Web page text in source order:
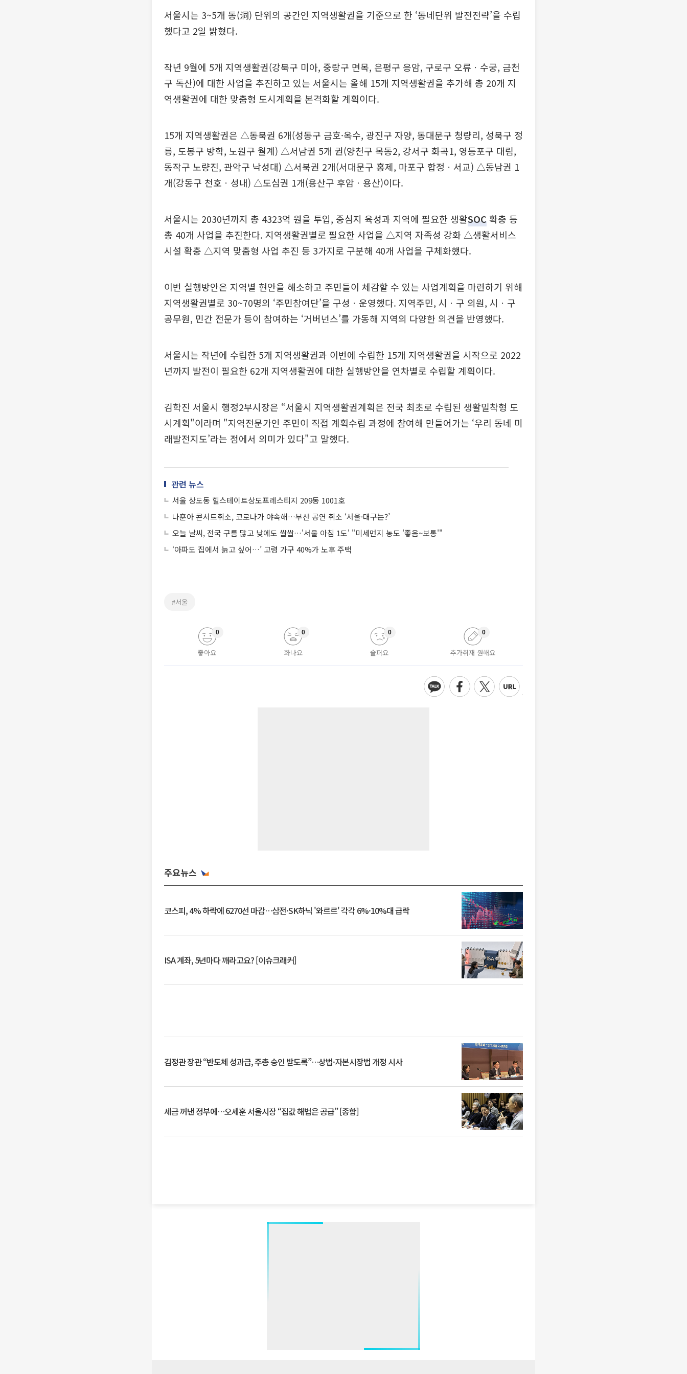
서울시는 3~5개 동(洞) 단위의 공간인 지역생활권을 기준으로 한 ‘동네단위 발전전략’을 수립
했다고 2일 밝혔다.
작년 9월에 5개 지역생활권(강북구 미아, 중랑구 면목, 은평구 응암, 구로구 오류ㆍ수궁, 금천
구 독산)에 대한 사업을 추진하고 있는 서울시는 올해 15개 지역생활권을 추가해 총 20개 지
역생활권에 대한 맞춤형 도시계획을 본격화할 계획이다.
15개 지역생활권은 △동북권 6개(성동구 금호·옥수, 광진구 자양, 동대문구 청량리, 성북구 정
릉, 도봉구 방학, 노원구 월계) △서남권 5개 권(양천구 목동2, 강서구 화곡1, 영등포구 대림,
동작구 노량진, 관악구 낙성대) △서북권 2개(서대문구 홍제, 마포구 합정ㆍ서교) △동남권 1
개(강동구 천호ㆍ성내) △도심권 1개(용산구 후암ㆍ용산)이다.
서울시는 2030년까지 총 4323억 원을 투입, 중심지 육성과 지역에 필요한 생활SOC확충 등
총 40개 사업을 추진한다. 지역생활권별로 필요한 사업을 △지역 자족성 강화 △생활서비스
시설 확충 △지역 맞춤형 사업 추진 등 3가지로 구분해 40개 사업을 구체화했다.
이번 실행방안은 지역별 현안을 해소하고 주민들이 체감할 수 있는 사업계획을 마련하기 위해
지역생활권별로 30~70명의 ‘주민참여단’을 구성ㆍ운영했다. 지역주민, 시ㆍ구 의원, 시ㆍ구
공무원, 민간 전문가 등이 참여하는 ‘거버넌스’를 가동해 지역의 다양한 의견을 반영했다.
서울시는 작년에 수립한 5개 지역생활권과 이번에 수립한 15개 지역생활권을 시작으로 2022
년까지 발전이 필요한 62개 지역생활권에 대한 실행방안을 연차별로 수립할 계획이다.
김학진 서울시 행정2부시장은 “서울시 지역생활권계획은 전국 최초로 수립된 생활밀착형 도
시계획"이라며 "지역전문가인 주민이 직접 계획수립 과정에 참여해 만들어가는 ‘우리 동네 미
래발전지도’라는 점에서 의미가 있다"고 말했다.
관련 뉴스
서울 상도동 힐스테이트상도프레스티지 209동 1001호
나훈아 콘서트취소, 코로나가 야속해…부산 공연 취소 ‘서울·대구는?’
오늘 날씨, 전국 구름 많고 낮에도 쌀쌀…'서울 아침 1도' "미세먼지 농도 '좋음~보통'"
‘아파도 집에서 늙고 싶어…’ 고령 가구 40%가 노후 주택
#서울
좋아요
0
화나요
0
슬퍼요
0
추가취재 원해요
0
주요뉴스
코스피, 4% 하락에 6270선 마감…삼전·SK하닉 '와르르' 각각 6%·10%대 급락
ISA 계좌, 5년마다 깨라고요? [이슈크래커]
김정관 장관 “반도체 성과급, 주총 승인 받도록”…상법·자본시장법 개정 시사
세금 꺼낸 정부에…오세훈 서울시장 “집값 해법은 공급” [종합]